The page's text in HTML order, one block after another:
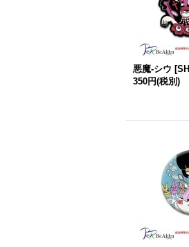
悪魔-シウ [
350円(税別)